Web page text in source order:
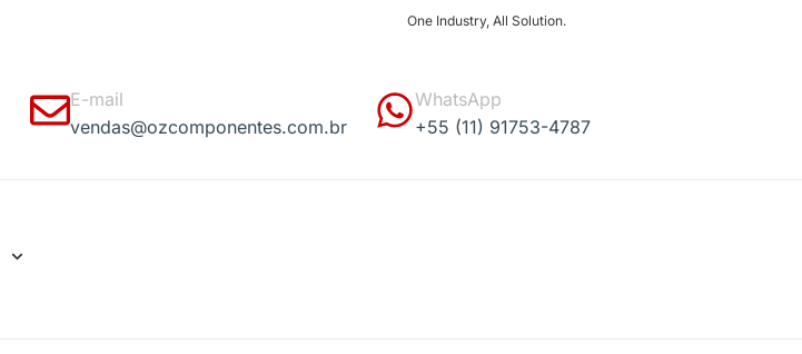
One Industry, All Solution.
E-mail
vendas@ozcomponentes.com.br
WhatsApp
+55 (11) 91753-4787